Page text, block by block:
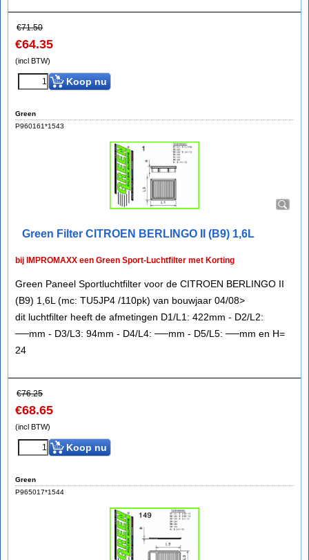
€71.50
€64.35
(incl BTW)
Koop nu
Green
P960161*1543
Green Filter CITROEN BERLINGO II (B9) 1,6L
bij IMPROMAXX een Green Sport-Luchtfilter met Korting
Green Paneel Sportluchtfilter voor de CITROEN BERLINGO II
(B9) 1,6L (mc: TU5JP4 /110pk) van bouwjaar 04/08>
dit luchtfilter heeft de afmetingen D1/L1: 422mm - D2/L2:
──mm - D3/L3: 94mm - D4/L4: ──mm - D5/L5: ──mm en H=
24
€76.25
€68.65
(incl BTW)
Koop nu
Green
P965017*1544